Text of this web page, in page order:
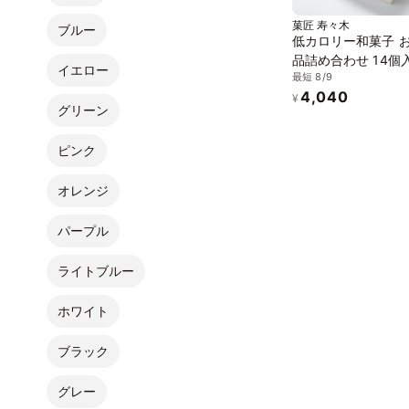
ブルー
イエロー
グリーン
ピンク
オレンジ
パープル
ライトブルー
ホワイト
ブラック
グレー
菓匠 寿々木
低カロリー和菓子
品詰め合わせ 14個
粧箱入り＞ 「お中元
ギフト」
最短 8/9
¥ 4,040